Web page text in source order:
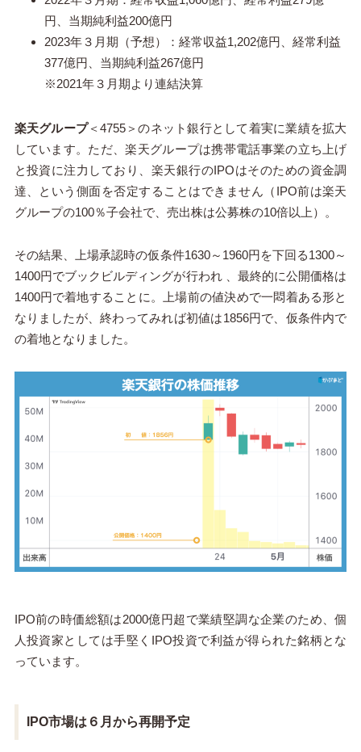
円、当期純利益200億円
2023年３月期（予想）：経常収益1,202億円、経常利益
377億円、当期純利益267億円
※2021年３月期より連結決算
楽天グループ＜4755＞のネット銀行として着実に業績を拡大
しています。ただ、楽天グループは携帯電話事業の立ち上げ
と投資に注力しており、楽天銀行のIPOはそのための資金調
達、という側面を否定することはできません（IPO前は楽天
グループの100％子会社で、売出株は公募株の10倍以上）。
その結果、上場承認時の仮条件1630～1960円を下回る1300～
1400円でブックビルディングが行われ 、最終的に公開価格は
1400円で着地することに。上場前の値決めで一悶着ある形と
なりましたが、終わってみれば初値は1856円で、仮条件内で
の着地となりました。
IPO前の時価総額は2000億円超で業績堅調な企業のため、個
人投資家としては手堅くIPO投資で利益が得られた銘柄とな
っています。
IPO市場は６月から再開予定